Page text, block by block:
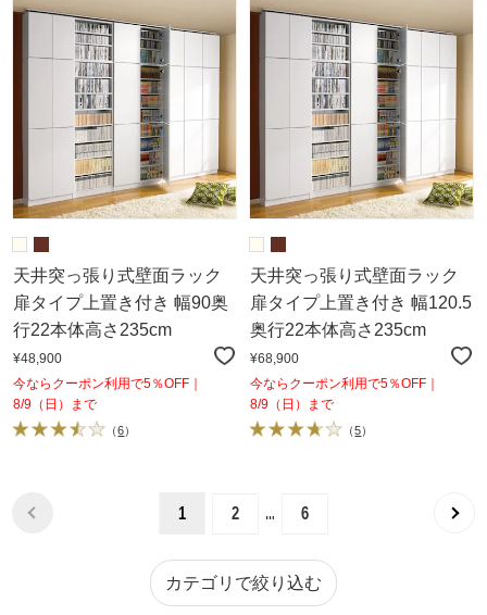
天井突っ張り式壁面ラック
扉タイプ上置き付き 幅90奥
行22本体高さ235cm
¥48,900
今ならクーポン利用で5％OFF｜
8/9（日）まで
（6）
天井突っ張り式壁面ラック
扉タイプ上置き付き 幅120.5
奥行22本体高さ235cm
¥68,900
今ならクーポン利用で5％OFF｜
8/9（日）まで
（5）
1 2 … 6
カテゴリで絞り込む